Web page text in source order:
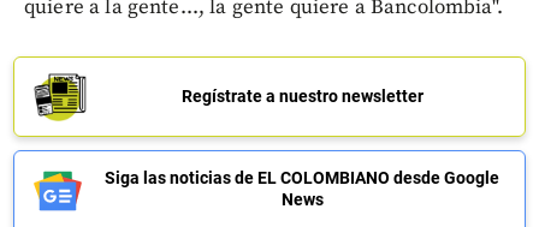
quiere a la gente..., la gente quiere a Bancolombia".
Regístrate a nuestro newsletter
Siga las noticias de EL COLOMBIANO desde Google
News